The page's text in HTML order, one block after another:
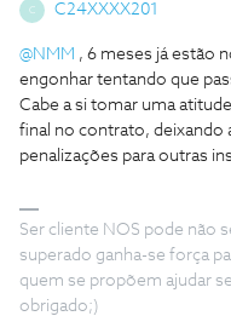
C C24XXXX201
@NMM , 6 meses já estão
engonhar tentando que
Cabe a si tomar uma
final no contrato, deixando
penalizações para outras
Ser cliente NOS pode não
superado ganha-se força
quem se propõem ajudar
obrigado;)